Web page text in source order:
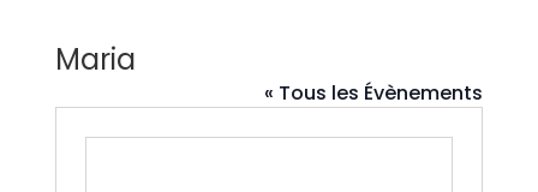
Maria
« Tous les Évènements